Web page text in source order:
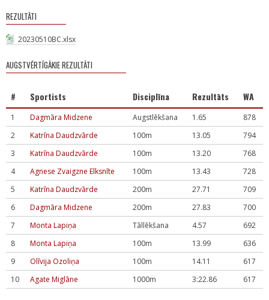
REZULTĀTI
20230510BC.xlsx
AUGSTVĒRTĪGĀKIE REZULTĀTI
# Sportists Disciplīna Rezultāts WA
1 Dagmāra Midzene Augstlēkšana 1.65
878
2
Katrīna Daudzvārde 100m 13.05
794
3
Katrīna Daudzvārde 100m 13.20
768
4
Agnese Zvaigzne Elksnīte 100m 13.43
728
5
Katrīna Daudzvārde 200m 27.71
709
6
Dagmāra Midzene 200m 27.83
700
7
Monta Lapiņa Tāllēkšana 4.57
692
8
Monta Lapiņa 100m 13.99
636
9
Olīvija Ozoliņa 100m 14.11
617
10
Agate Miglāne 1000m 3:22.86 617